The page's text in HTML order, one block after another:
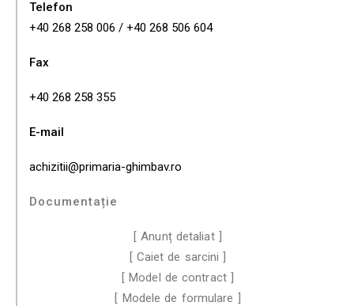
Telefon
+40 268 258 006 / +40 268 506 604
Fax
+40 268 258 355
E-mail
achizitii@primaria-ghimbav.ro
Documentație
[ Anunț detaliat ]
[ Caiet de sarcini ]
[ Model de contract ]
[ Modele de formulare ]